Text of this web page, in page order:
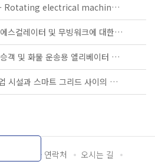
IEC 60034-5:2020 RLV - Rotating electrical machines - Part 5: Degrees of protection provided by the integral design of rotating electrical machines (IP code) - Classification
KS B ISO/TS 25740-1 - 에스컬레이터 및 무빙워크에 대한 안전요건 — 제1부: 세계공통 필수 안전요건(GESRs)
KS B ISO/TS 8100-21 - 승객 및 화물 운송용 엘리베이터 —제21부: 세계공통 필수안전요건(GESRs)을 충족하는 세계공통 안전 파라미터(GSPs)
KS C IEC TS 62872 - 산업 시설과 스마트 그리드 사이의 산업 공정 측정, 제어 및 자동화 시스템 인터페이스
담당자 연락처
오시는 길